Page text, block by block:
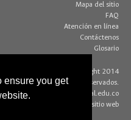
ensure you get
Mapa del sitio
FAQ
Atención en línea
Contáctenos
Glosario
© Copyright 2014
Algunos derechos reservados.
editorweb_fchbog@unal.edu.co
Acerca de este sitio web